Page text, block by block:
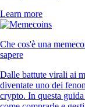
Learn more
Che cos'è una
sapere
Dalle battute virali ai
diventate uno dei
crypto. In questa